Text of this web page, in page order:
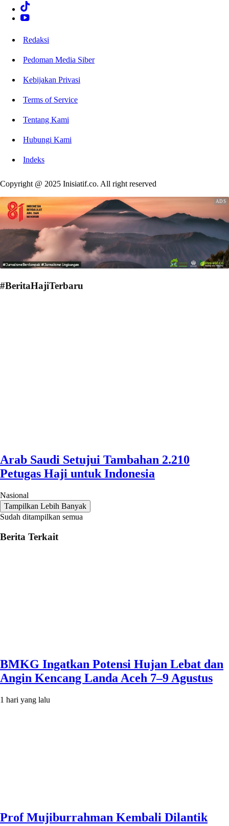
Redaksi
Pedoman Media Siber
Kebijakan Privasi
Terms of Service
Tentang Kami
Hubungi Kami
Indeks
Copyright @ 2025 Inisiatif.co. All right reserved
#BeritaHajiTerbaru
Arab Saudi Setujui Tambahan 2.210
Petugas Haji untuk Indonesia
Nasional
Tampilkan Lebih Banyak
Sudah ditampilkan semua
Berita Terkait
BMKG Ingatkan Potensi Hujan Lebat dan
Angin Kencang Landa Aceh 7–9 Agustus
1 hari yang lalu
Prof Mujiburrahman Kembali Dilantik